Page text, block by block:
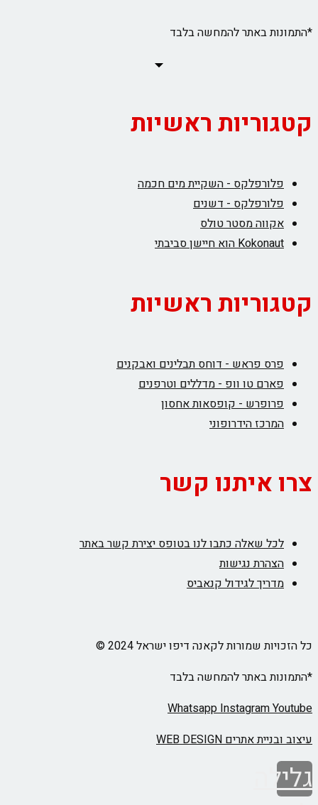
*התמונות באתר להמחשה בלבד
קטגוריות ראשיות
פלורפלקס - השקיית מים חכמה
פלורפלקס - דשנים
אקווה מסטר טולס
Kokonaut הוא חיישן סביבתי
קטגוריות ראשיות
פרס פראש - דוחס תבלינים ואבקנים
פארם טו וופ - מדללים וטרפנים
פרופרש - קופסאות אחסון
המרכז הידרופוני
צרו איתנו קשר
לכל שאלה כתבו לנו בטופס יצירת קשר באתר
הצהרת נגישות
מדריך לגידול קנאביס
כל הזכויות שמורות לקאנה דיפו ישראל 2024 ©
*התמונות באתר להמחשה בלבד
WhatsappInstagramYoutube
עיצוב ובניית אתרים WEB DESIGN
גלילה